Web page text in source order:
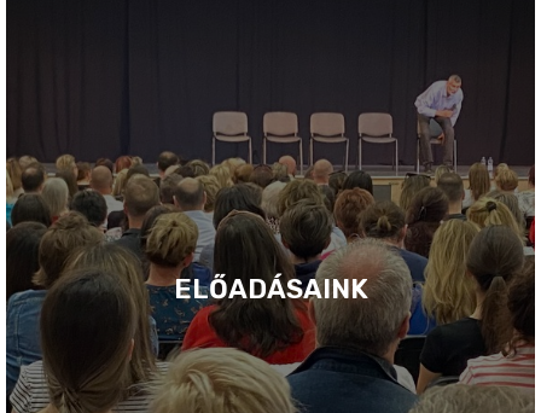
ELŐADÁSAINK